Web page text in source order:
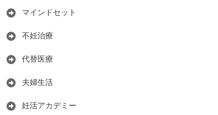
マインドセット
不妊治療
代替医療
夫婦生活
妊活アカデミー